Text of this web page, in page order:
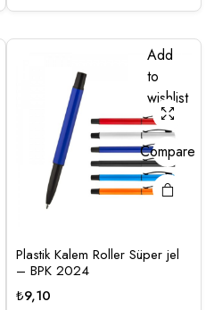
Add
to
wishlist
Compare
Plastik Kalem Roller Süper jel
– BPK 2024
₺9,10